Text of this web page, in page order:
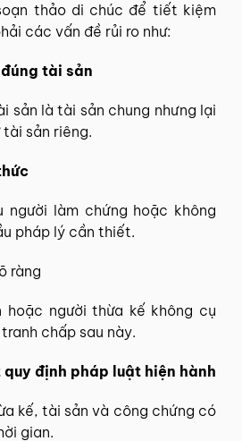
thảo di chúc để tiết kiệm
các vấn đề rủi ro như:
tài sản
sản là tài sản chung nhưng lại
sản riêng.
người làm chứng hoặc không
pháp lý cần thiết.
ràng
người thừa kế không cụ
chấp sau này.
quy định pháp luật hiện hành
kế, tài sản và công chứng có
gian.